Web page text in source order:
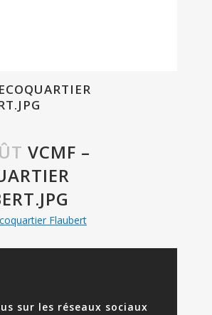
VCMF –
sur les réseaux sociaux